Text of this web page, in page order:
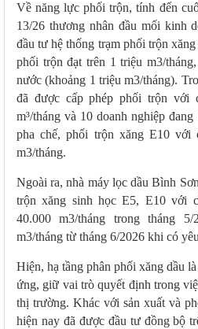
Về năng lực phối trộn, tính đến
13/26 thương nhân đầu mối kinh
đầu tư hệ thống trạm phối trộn
phối trộn đạt trên 1 triệu m3/
nước (khoảng 1 triệu m3/tháng).
đã được cấp phép phối trộn với
m³/tháng và 10 doanh nghiệp
pha chế, phối trộn xăng E10 với
m3/tháng.
Ngoài ra, nhà máy lọc dầu Bình
trộn xăng sinh học E5, E10 với
40.000 m3/tháng trong tháng
m3/tháng từ tháng 6/2026 khi có
Hiện, hạ tầng phân phối xăng dầu
ứng, giữ vai trò quyết định trong
thị trường. Khác với sản xuất và
hiện nay đã được đầu tư đồng bộ